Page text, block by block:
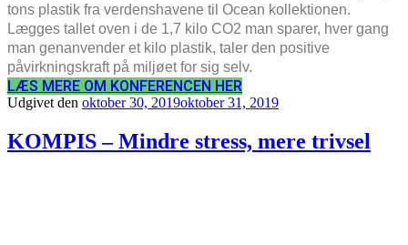
tons plastik fra verdenshavene til Ocean kollektionen.
Lægges tallet oven i de 1,7 kilo CO2 man sparer, hver gang
man genanvender et kilo plastik, taler den positive
påvirkningskraft på miljøet for sig selv.
LÆS MERE OM KONFERENCEN HER
Udgivet den oktober 30, 2019oktober 31, 2019
KOMPIS – Mindre stress, mere trivsel